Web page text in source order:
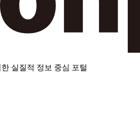
실질적 정보 중심 포털